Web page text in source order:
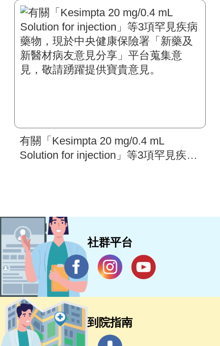
享」平台蒐集意見，敬請踴躍提供寶
貴意見。
有關「Kesimpta 20 mg/0.4 mL
Solution for injection」等3項罕見疾病
社群平台
到院指南